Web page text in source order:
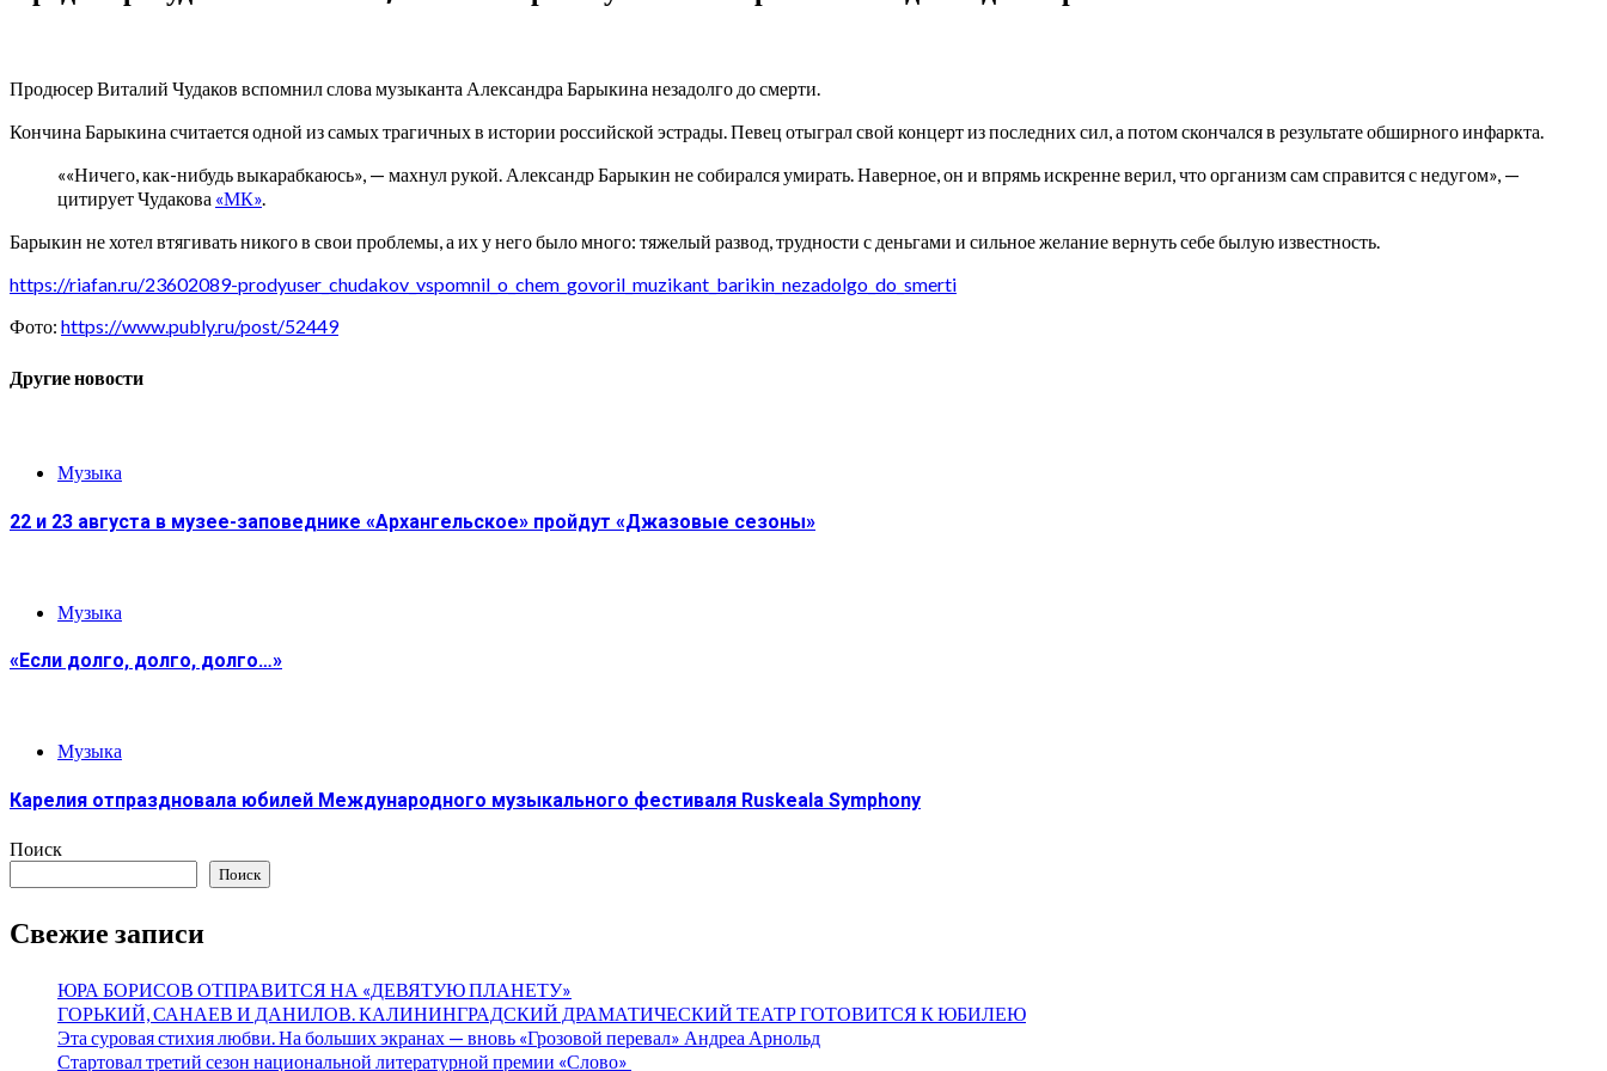
Продюсер Виталий Чудаков вспомнил слова музыканта Александра Барыкина незадолго до смерти.
Кончина Барыкина считается одной из самых трагичных в истории российской эстрады. Певец отыграл свой концерт из последних сил, а потом скончался в результате обширного инфаркта.
««Ничего, как-нибудь выкарабкаюсь», — махнул рукой. Александр Барыкин не собирался умирать. Наверное, он и впрямь искренне верил, что организм сам справится с недугом», —
цитирует Чудакова «МК».
Барыкин не хотел втягивать никого в свои проблемы, а их у него было много: тяжелый развод, трудности с деньгами и сильное желание вернуть себе былую известность.
https://riafan.ru/23602089-prodyuser_chudakov_vspomnil_o_chem_govoril_muzikant_barikin_nezadolgo_do_smerti
Фото: https://www.publy.ru/post/52449
Другие новости
Музыка
22 и 23 августа в музее-заповеднике «Архангельское» пройдут «Джазовые сезоны»
Музыка
«Если долго, долго, долго…»
Музыка
Карелия отпраздновала юбилей Международного музыкального фестиваля Ruskeala Symphony
Поиск
Поиск
Свежие записи
ЮРА БОРИСОВ ОТПРАВИТСЯ НА «ДЕВЯТУЮ ПЛАНЕТУ»
ГОРЬКИЙ, САНАЕВ И ДАНИЛОВ. КАЛИНИНГРАДСКИЙ ДРАМАТИЧЕСКИЙ ТЕАТР ГОТОВИТСЯ К ЮБИЛЕЮ
Эта суровая стихия любви. На больших экранах — вновь «Грозовой перевал» Андреа Арнольд
Стартовал третий сезон национальной литературной премии «Слово»